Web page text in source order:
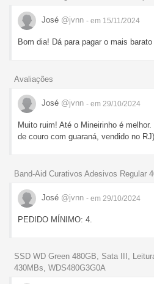
José @jvnn - em 15/11/2024
Bom dia! Dá para pagar o mais
Avaliações
José @jvnn - em 29/10/2024
Muito ruim! Até o Mineirinho é
de couro com guaraná, vendido no RJ)
Band-Aid Curativos Adesivos Regular
José @jvnn - em 29/10/2024
PEDIDO MÍNIMO: 4.
SSD WD Green 480GB, Sata III,
430MBs, WDS480G3G0A